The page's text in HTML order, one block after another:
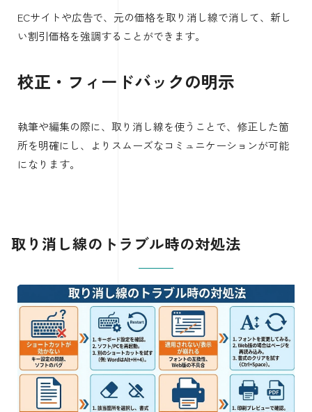
ECサイトや広告で、元の価格を取り消し線で消して、新し
い割引価格を強調することができます。
校正・フィードバックの明示
執筆や編集の際に、取り消し線を使うことで、修正した箇
所を明確にし、よりスムーズなコミュニケーションが可能
になります。
取り消し線のトラブル時の対処法